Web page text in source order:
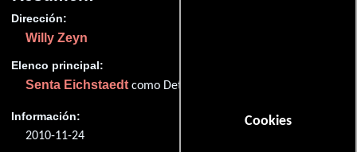
Cookies
Dirección:
Willy Zeyn
Elenco principal:
Senta Eichstaedtcomo Detektivin Miss Nobody
Información:
2010-11-24